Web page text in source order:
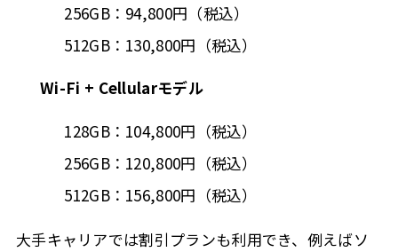
256GB：94,800円（税込）
512GB：130,800円（税込）
Wi-Fi + Cellularモデル
128GB：104,800円（税込）
256GB：120,800円（税込）
512GB：156,800円（税込）
大手キャリアでは割引プランも利用でき、例えばソ